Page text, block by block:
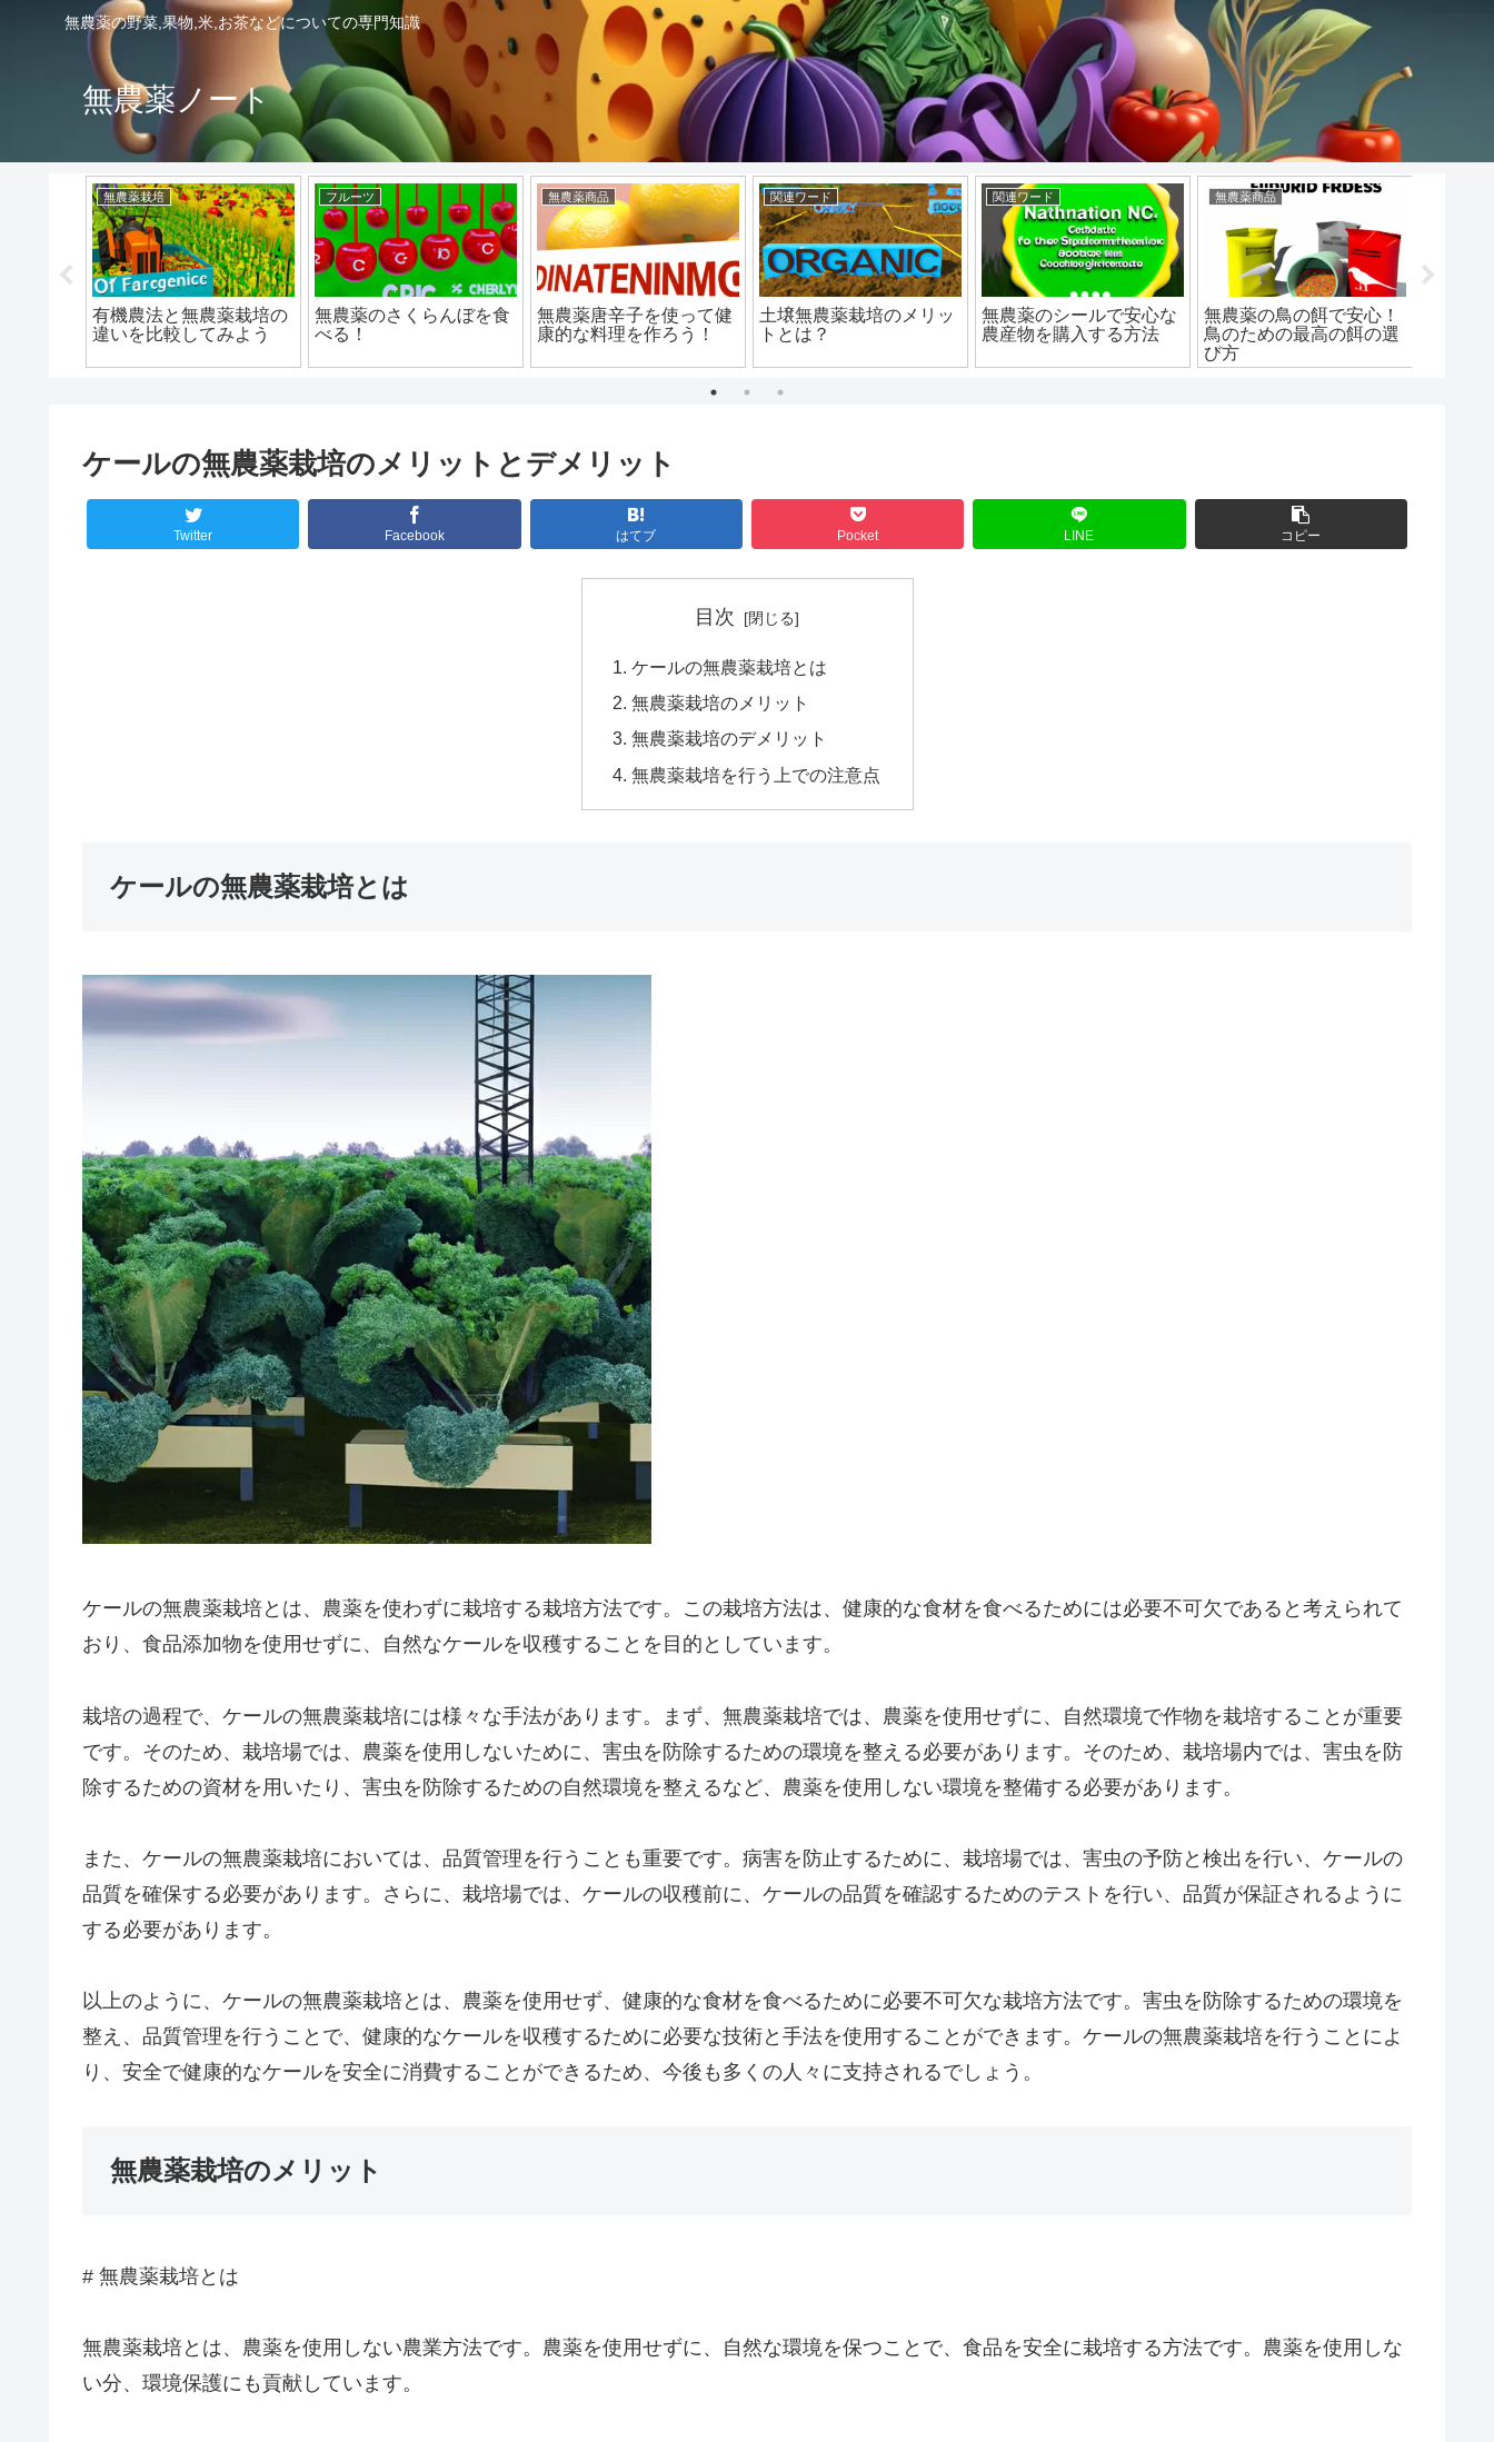
無農薬の野菜,果物,米,お茶などについての専門知識
無農薬ノート
無農薬栽培
有機農法と無農薬栽培の
違いを比較してみよう
フルーツ
無農薬のさくらんぼを食
べる！
無農薬商品
無農薬唐辛子を使って健
康的な料理を作ろう！
関連ワード
土壌無農薬栽培のメリッ
トとは？
関連ワード
無農薬のシールで安心な
農産物を購入する方法
無農薬商品
無農薬の鳥の餌で安心！
鳥のための最高の餌の選
び方
ケールの無農薬栽培のメリットとデメリット
Twitter Facebook はてブ Pocket LINE コピー
目次
ケールの無農薬栽培とは
無農薬栽培のメリット
無農薬栽培のデメリット
無農薬栽培を行う上での注意点
ケールの無農薬栽培とは
ケールの無農薬栽培とは、農薬を使わずに栽培する栽培方法です。この栽培方法は、健康的な食材を食べるためには必要不可欠であると考えられて
おり、食品添加物を使用せずに、自然なケールを収穫することを目的としています。
栽培の過程で、ケールの無農薬栽培には様々な手法があります。まず、無農薬栽培では、農薬を使用せずに、自然環境で作物を栽培することが重要
です。そのため、栽培場では、農薬を使用しないために、害虫を防除するための環境を整える必要があります。そのため、栽培場内では、害虫を防
除するための資材を用いたり、害虫を防除するための自然環境を整えるなど、農薬を使用しない環境を整備する必要があります。
また、ケールの無農薬栽培においては、品質管理を行うことも重要です。病害を防止するために、栽培場では、害虫の予防と検出を行い、ケールの
品質を確保する必要があります。さらに、栽培場では、ケールの収穫前に、ケールの品質を確認するためのテストを行い、品質が保証されるように
する必要があります。
以上のように、ケールの無農薬栽培とは、農薬を使用せず、健康的な食材を食べるために必要不可欠な栽培方法です。害虫を防除するための環境を
整え、品質管理を行うことで、健康的なケールを収穫するために必要な技術と手法を使用することができます。ケールの無農薬栽培を行うことによ
り、安全で健康的なケールを安全に消費することができるため、今後も多くの人々に支持されるでしょう。
無農薬栽培のメリット
# 無農薬栽培とは
無農薬栽培とは、農薬を使用しない農業方法です。農薬を使用せずに、自然な環境を保つことで、食品を安全に栽培する方法です。農薬を使用しな
い分、環境保護にも貢献しています。